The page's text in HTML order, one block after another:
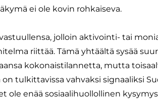
ei ole kovin rohkaiseva.
jolloin aktivointi- tai
riittää. Tämä yhtäältä sysää
kokonaistilannetta, mutta
tulkittavissa vahvaksi signaaliksi
enää sosiaalihuollollinen